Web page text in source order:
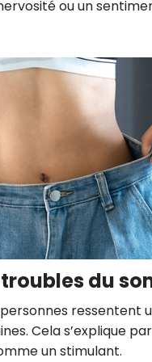
ou un
du
ressentent
Cela s’explique
un stimulant.